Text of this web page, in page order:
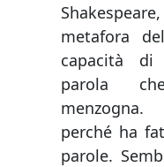
metafora
capacità
parola
perché ha
parole.